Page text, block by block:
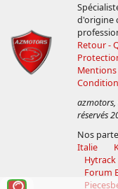
d'origine
Retour -
Mentions
azmotors,
réservés
Nos
Italie
Hytrack
Forum